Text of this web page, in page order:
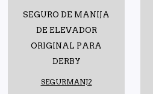
SEGURO DE MANIJA
DE ELEVADOR
ORIGINAL PARA
DERBY
SEGURMANJ2